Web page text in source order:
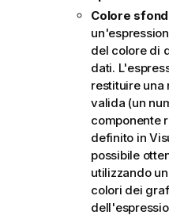
Colore
del colore di
dati.
restituire una
valida (un
componente
definito in
possibile
utilizzando
colori dei